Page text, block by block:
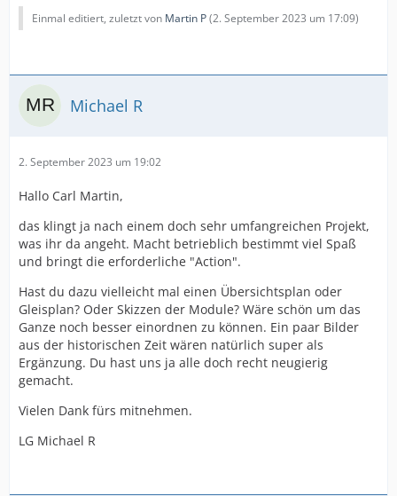
Einmal editiert, zuletzt von Martin P(2. September 2023 um 17:09)
Michael R
2. September 2023 um 19:02
Hallo Carl Martin,
das klingt ja nach einem doch sehr umfangreichen Projekt,
was ihr da angeht. Macht betrieblich bestimmt viel Spaß
und bringt die erforderliche "Action".
Hast du dazu vielleicht mal einen Übersichtsplan oder
Gleisplan? Oder Skizzen der Module? Wäre schön um das
Ganze noch besser einordnen zu können. Ein paar Bilder
aus der historischen Zeit wären natürlich super als
Ergänzung. Du hast uns ja alle doch recht neugierig
gemacht.
Vielen Dank fürs mitnehmen.
LG Michael R